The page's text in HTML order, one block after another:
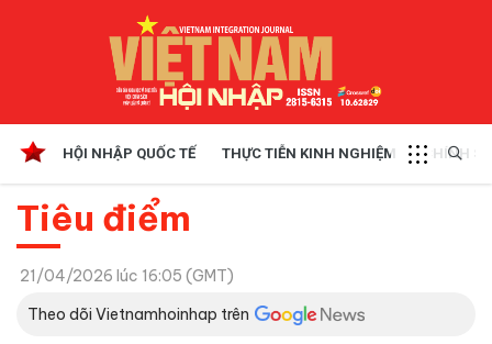
HỘI NHẬP QUỐC TẾ THỰC TIỄN KINH NGHIỆM CHÍNH
Tiêu điểm
21/04/2026 lúc 16:05 (GMT)
Theo dõi Vietnamhoinhap trên